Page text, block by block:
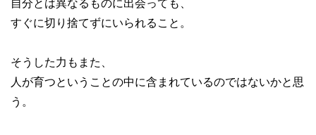
自分とは異なるものに出会っても、
すぐに切り捨てずにいられること。
そうした力もまた、
人が育つということの中に含まれているのではないかと思
う。